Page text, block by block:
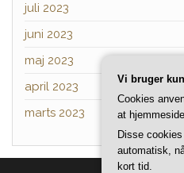
juli 2023
juni 2023
maj 2023
april 2023
marts 2023
Vi bruger
Cookies
at
Disse
automatisk,
kort tid.